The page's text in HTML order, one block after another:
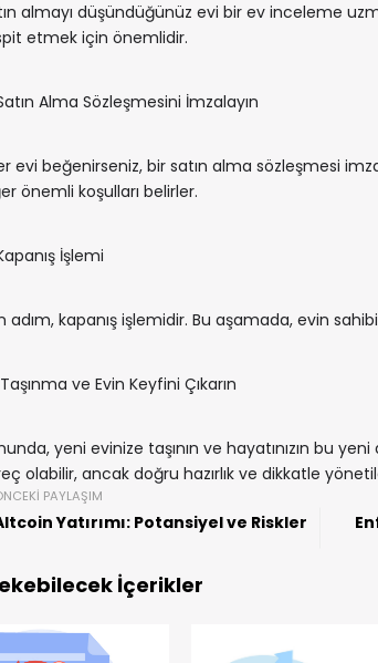
almayı düşündüğünüz evi bir ev inceleme
etmek için önemlidir.
Alma Sözleşmesini İmzalayın
evi beğenirseniz, bir satın alma sözleşmesi
önemli koşulları belirler.
İşlemi
adım, kapanış işlemidir. Bu aşamada, evin
ve Evin Keyfini Çıkarın
yeni evinize taşının ve hayatınızın bu yeni
olabilir, ancak doğru hazırlık ve dikkatle
PAYLAŞIM
Yatırımı: Potansiyel ve Riskler
İçerikler